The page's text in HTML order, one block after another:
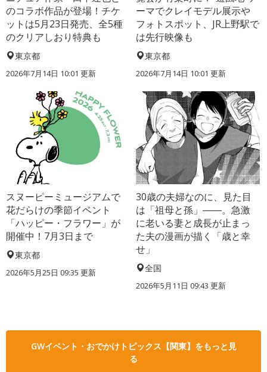
のコラボ作品が登場！チケ
ットは5月23日発売、全5種
のクリアしおり特典も
東京都
2026年7月14日 10:01 更新
ーマでクレイモデル展示や
フォトスポット、JR上野駅で
は先行映像も
東京都
2026年7月14日 10:01 更新
スヌーピーミュージアムで
花だらけの季節イベント
「ハッピー・フラワー」が
開催中！7月3日まで
東京都
2026年5月25日 09:35 更新
30歳の夫婦なのに、見た目
は「祖母と孫」――。急激
に老いる妻と成長が止まっ
た夫の漫画が描く「歳と幸
せ」
全国
2026年5月11日 09:43 更新
GWイベント・おでかけトピックス【関東】をもっと見
る